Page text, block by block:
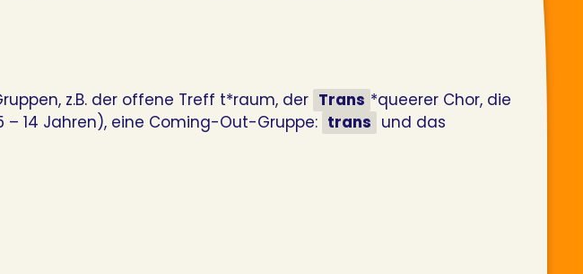
z.B. der offene Treff t*raum, der Trans *queerer Chor, die
14 Jahren), eine Coming-Out-Gruppe: trans und das